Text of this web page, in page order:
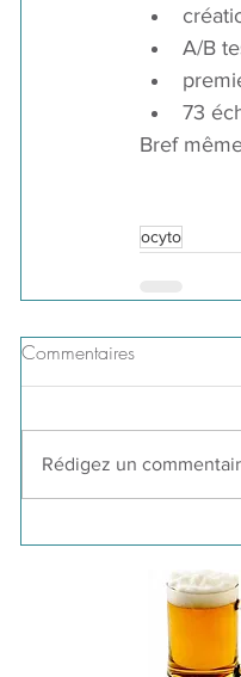
A/B
73
Bref
ocyto
Commentaires
Rédigez un